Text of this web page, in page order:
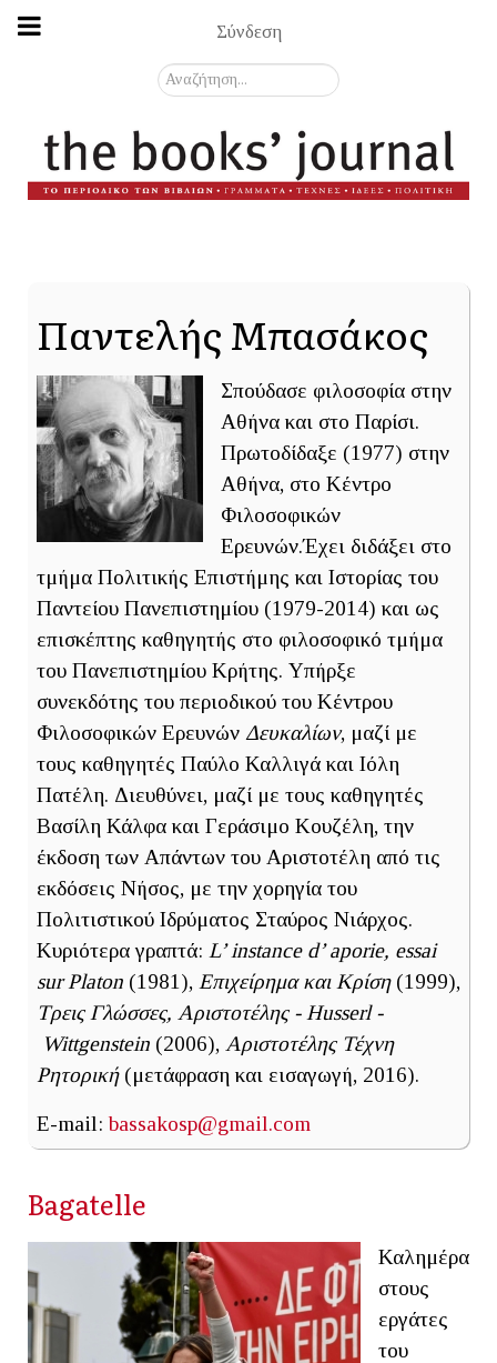
Σύνδεση
Αναζήτηση...
Παντελής Μπασάκος
Σπούδασε φιλοσοφία στην
Αθήνα και στο Παρίσι.
Πρωτοδίδαξε (1977) στην
Αθήνα, στο Κέντρο
Φιλοσοφικών
Ερευνών.Έχει διδάξει στο
τμήμα Πολιτικής Επιστήμης και Ιστορίας του
Παντείου Πανεπιστημίου (1979-2014) και ως
επισκέπτης καθηγητής στο φιλοσοφικό τμήμα
του Πανεπιστημίου Κρήτης. Υπήρξε
συνεκδότης του περιοδικού του Κέντρου
Φιλοσοφικών Ερευνών Δευκαλίων, μαζί με
τους καθηγητές Παύλο Καλλιγά και Ιόλη
Πατέλη. Διευθύνει, μαζί με τους καθηγητές
Βασίλη Κάλφα και Γεράσιμο Κουζέλη, την
έκδοση των Απάντων του Αριστοτέλη από τις
εκδόσεις Νήσος, με την χορηγία του
Πολιτιστικού Ιδρύματος Σταύρος Νιάρχος.
Κυριότερα γραπτά: L’ instance d’ aporie, essai
sur Platon (1981), Επιχείρημα και Κρίση(1999),
Τρεις Γλώσσες, Αριστοτέλης - Husserl -
Wittgenstein (2006), Αριστοτέλης Τέχνη
Ρητορική(μετάφραση και εισαγωγή, 2016).
E-mail:bassakosp@gmail.com
Βagatelle
Καλημέρα
στους
εργάτες
του